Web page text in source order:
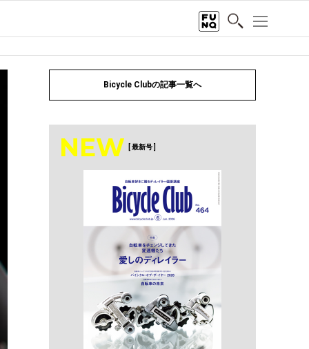
Bicycle Clubの記事一覧へ
NEW [ 最新号 ]